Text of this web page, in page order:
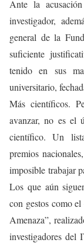
Ante la
investigador,
general de la
suficiente
tenido en sus
universitario,
Más científicos.
avanzar, no es el
científico. Un
premios
imposible trabajar
Los que aún
con gestos como
Amenaza”,
investigadores del